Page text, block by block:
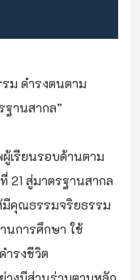
ดำรงตนตาม
านสากล”
ยนรอบด้านตาม
21 สู่มาตรฐานสากล
มีคุณธรรมจริยธรรม
การศึกษา ใช้
ำรงชีวิต